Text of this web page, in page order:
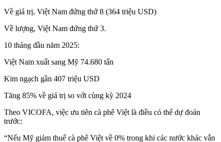
Về giá trị, Việt Nam đứng thứ 8 (364 triệu USD)
Về lượng, Việt Nam đứng thứ 3.
10 tháng đầu năm 2025:
Việt Nam xuất sang Mỹ 74.680 tấn
Kim ngạch gần 407 triệu USD
Tăng 85% về giá trị so với cùng kỳ 2024
Theo VICOFA, việc ưu tiên cà phê Việt là điều có thể dự đoán
trước:
“Nếu Mỹ giảm thuế cà phê Việt về 0% trong khi các nước khác vẫn